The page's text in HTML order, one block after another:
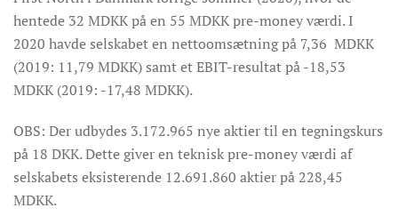
hentede 32 MDKK på en 55 MDKK pre-money værdi. I
2020 havde selskabet en nettoomsætning på 7,36 MDKK
(2019: 11,79 MDKK) samt et EBIT-resultat på -18,53
MDKK (2019: -17,48 MDKK).
OBS: Der udbydes 3.172.965 nye aktier til en tegningskurs
på 18 DKK. Dette giver en teknisk pre-money værdi af
selskabets eksisterende 12.691.860 aktier på 228,45
MDKK.